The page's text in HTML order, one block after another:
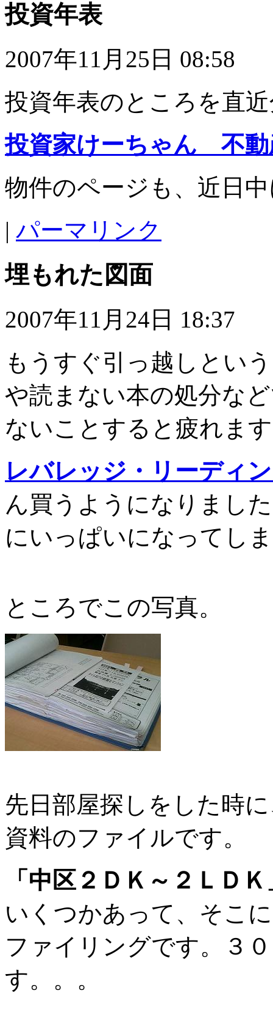
投資年表
2007年11月25日 08:58
投資年表のところを直
投資家けーちゃん 不動
物件のページも、近日
| パーマリンク
埋もれた図面
2007年11月24日 18:37
もうすぐ引っ越しとい
や読まない本の処分な
ないことすると疲れま
レバレッジ・リーディ
ん買うようになりまし
にいっぱいになってし
ところでこの写真。
先日部屋探しをした時
資料のファイルです。
「中区２ＤＫ～２ＬＤＫ
いくつかあって、そこ
ファイリングです。３
す。。。